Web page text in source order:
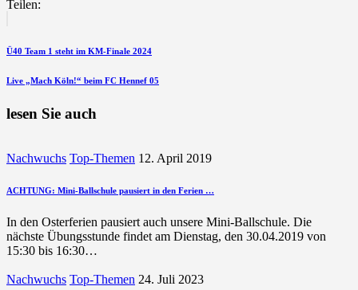
Teilen:
Ü40 Team 1 steht im KM-Finale 2024
nächsten
Live „Mach Köln!“ beim FC Hennef 05
lesen Sie auch
Nachwuchs Top-Themen 12. April 2019
ACHTUNG: Mini-Ballschule pausiert in den Ferien …
In den Osterferien pausiert auch unsere Mini-Ballschule. Die
nächste Übungsstunde findet am Dienstag, den 30.04.2019 von
15:30 bis 16:30…
Nachwuchs Top-Themen 24. Juli 2023